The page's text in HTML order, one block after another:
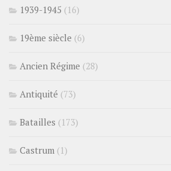
1939-1945 (16)
19ème siècle (6)
Ancien Régime (28)
Antiquité (73)
Batailles (173)
Castrum (1)